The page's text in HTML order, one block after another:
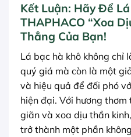
Kết Luận: Hãy Để
THAPHACO “Xoa
Thẳng Của Bạn!
Lá bạc hà khô không chỉ
quý giá mà còn là một
và hiệu quả để đối phó
hiện đại. Với hương
giãn và xoa dịu thần
trở thành một phần